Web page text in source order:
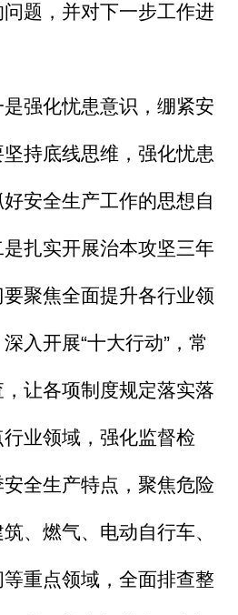
题，并对下一步工作进
强化忧患意识，绷紧安
持底线思维，强化忧患
安全生产工作的思想自
扎实开展治本攻坚三年
聚焦全面提升各行业领
入开展“十大行动”，常
让各项制度规定落实落
业领域，强化监督检
全生产特点，聚焦危险
、燃气、电动自行车、
重点领域，全面排查整